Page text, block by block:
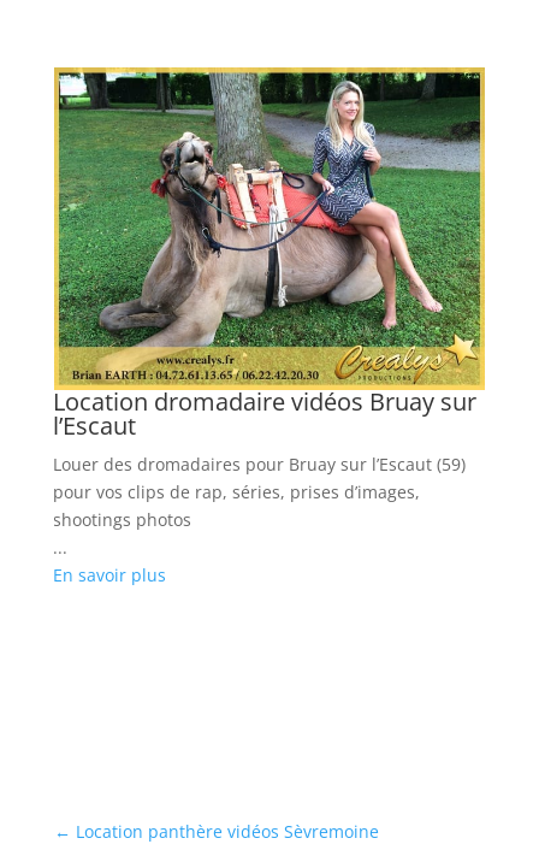
Location dromadaire vidéos Bruay sur
l’Escaut
Louer des dromadaires pour Bruay sur l’Escaut (59)
pour vos clips de rap, séries, prises d’images,
shootings photos
...
En savoir plus
← Location panthère vidéos Sèvremoine